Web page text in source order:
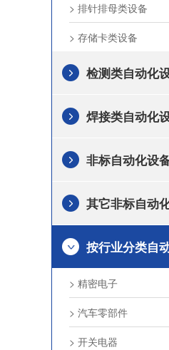
> 排针排母类设备
> 存储卡类设备
检测类自动化
焊接类自动化
非标自动化设
其它非标自动
按行业分类自
> 精密电子
> 汽车零部件
> 开关电器